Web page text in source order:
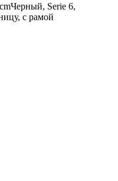
Serie 6,
с рамой